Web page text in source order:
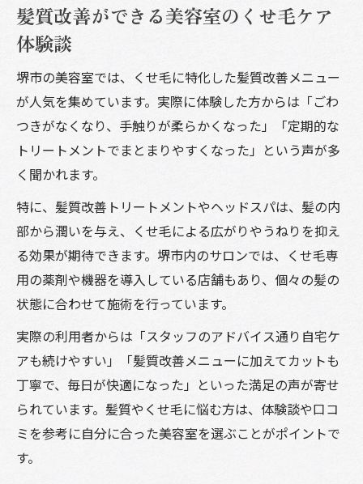
髪質改善ができる美容室のくせ毛ケア
体験談
堺市の美容室では、くせ毛に特化した髪質改善メニュー
が人気を集めています。実際に体験した方からは「ごわ
つきがなくなり、手触りが柔らかくなった」「定期的な
トリートメントでまとまりやすくなった」という声が多
く聞かれます。
特に、髪質改善トリートメントやヘッドスパは、髪の内
部から潤いを与え、くせ毛による広がりやうねりを抑え
る効果が期待できます。堺市内のサロンでは、くせ毛専
用の薬剤や機器を導入している店舗もあり、個々の髪の
状態に合わせて施術を行っています。
実際の利用者からは「スタッフのアドバイス通り自宅ケ
アも続けやすい」「髪質改善メニューに加えてカットも
丁寧で、毎日が快適になった」といった満足の声が寄せ
られています。髪質やくせ毛に悩む方は、体験談や口コ
ミを参考に自分に合った美容室を選ぶことがポイントで
す。